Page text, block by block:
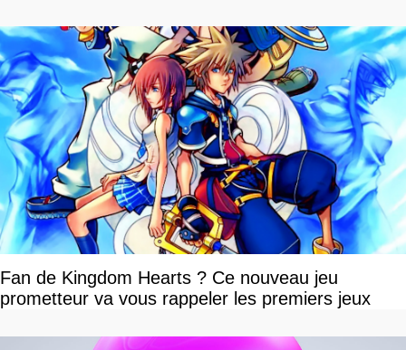
Fan de Kingdom Hearts ? Ce nouveau jeu
prometteur va vous rappeler les premiers jeux